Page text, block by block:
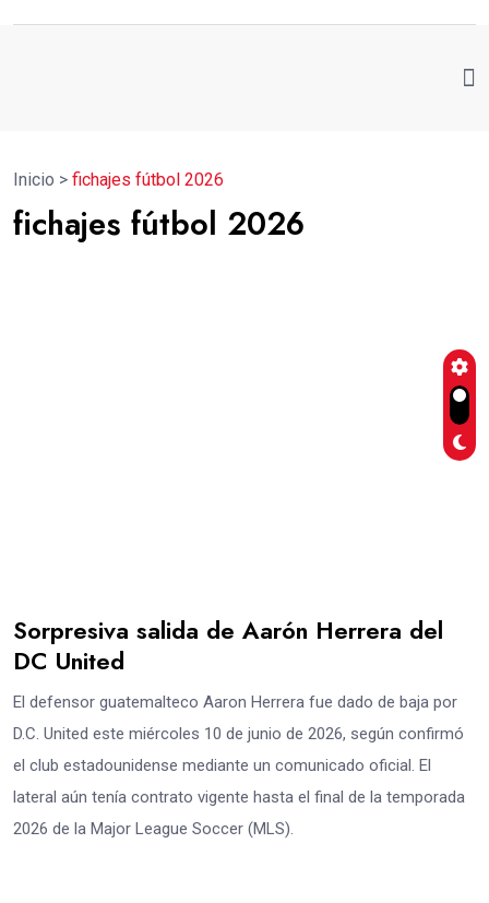
Inicio > fichajes fútbol 2026
fichajes fútbol 2026
Sorpresiva salida de Aarón Herrera del
DC United
El defensor guatemalteco Aaron Herrera fue dado de baja por
D.C. United este miércoles 10 de junio de 2026, según confirmó
el club estadounidense mediante un comunicado oficial. El
lateral aún tenía contrato vigente hasta el final de la temporada
2026 de la Major League Soccer (MLS).